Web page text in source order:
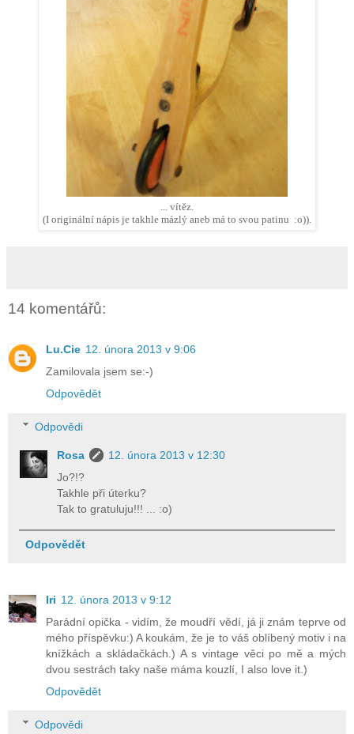
... vítěz.
(I originální nápis je takhle mázlý aneb má to svou patinu :o)).
14 komentářů:
Lu.Cie 12. února 2013 v 9:06
Zamilovala jsem se:-)
Odpovědět
Odpovědi
Rosa
12. února 2013 v 12:30
Jo?!?
Takhle při úterku?
Tak to gratuluju!!! ... :o)
Odpovědět
Iri 12. února 2013 v 9:12
Parádní opička - vidím, že moudří vědí, já ji znám teprve od
mého příspěvku:) A koukám, že je to váš oblíbený motiv i na
knížkách a skládačkách.) A s vintage věci po mě a mých
dvou sestrách taky naše máma kouzlí, I also love it.)
Odpovědět
Odpovědi